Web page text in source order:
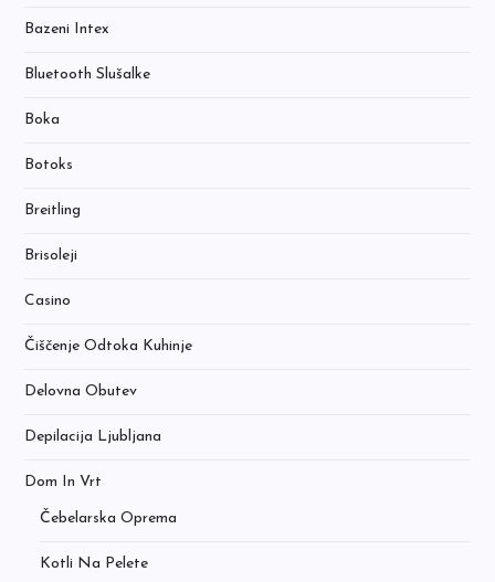
Bazeni Intex
Bluetooth Slušalke
Boka
Botoks
Breitling
Brisoleji
Casino
Čiščenje Odtoka Kuhinje
Delovna Obutev
Depilacija Ljubljana
Dom In Vrt
Čebelarska Oprema
Kotli Na Pelete